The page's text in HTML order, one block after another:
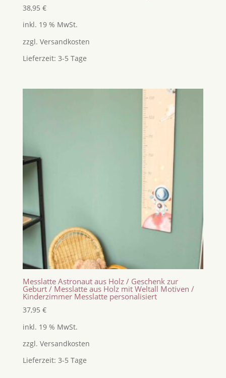
38,95 €
inkl. 19 % MwSt.
zzgl. Versandkosten
Lieferzeit: 3-5 Tage
Messlatte Astronaut aus Holz / Geschenk zur
Geburt / Messlatte aus Holz mit Weltall Motiven /
Kinderzimmer Messlatte personalisiert
37,95 €
inkl. 19 % MwSt.
zzgl. Versandkosten
Lieferzeit: 3-5 Tage